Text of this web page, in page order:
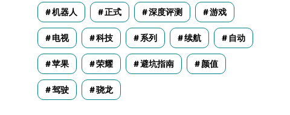
机器人 正式 深度评测 游戏
电视 科技 系列 续航 自动
苹果 荣耀 避坑指南 颜值
驾驶 骁龙